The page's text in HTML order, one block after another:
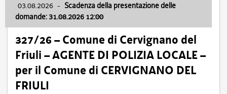
03.08.2026 - Scadenza della presentazione delle
domande: 31.08.2026 12:00
327/26 – Comune di Cervignano del
Friuli – AGENTE DI POLIZIA LOCALE –
per il Comune di CERVIGNANO DEL
FRIULI